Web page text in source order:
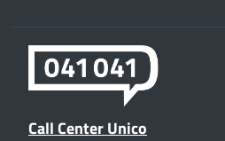
Call Center Unico